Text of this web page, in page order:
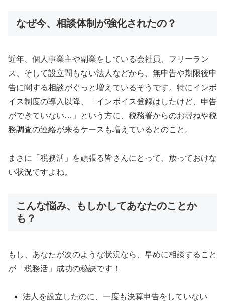
なぜ今、相談体制が強化されたの？
近年、個人事業主や副業をしている会社員、フリーラン
ス、そして設立間もない法人などから、無申告や期限後申
告に関する相談がぐっと増えているそうです。特にインボ
イス制度の導入以降、「インボイス登録はしたけど、申告
ができていない…」という方に、税務署からのお尋ねや税
務調査の連絡が来るケースも増えているとのこと。
まさに「税務活」を頑張る皆さんにとって、放っておけな
い状況ですよね。
こんな悩み、もしかしてあなたのことか
も？
もし、あなたが次のような状況なら、早めに相談すること
が「税務活」成功の秘訣です！
法人を設立したのに、一度も決算申告をしていない